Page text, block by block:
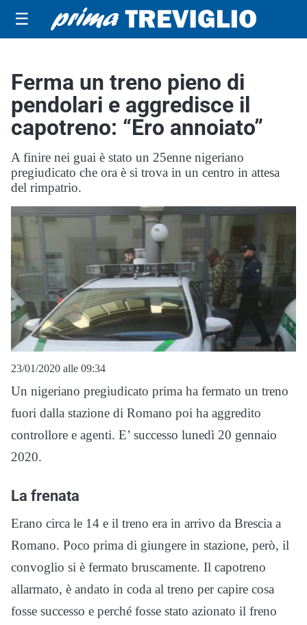
☰
Ferma un treno pieno di
pendolari e aggredisce il
capotreno: “Ero annoiato”
A finire nei guai è stato un 25enne nigeriano
pregiudicato che ora è si trova in un centro in attesa
del rimpatrio.
23/01/2020 alle 09:34
Un nigeriano pregiudicato prima ha fermato un treno
fuori dalla stazione di Romano poi ha aggredito
controllore e agenti. E’ successo lunedì 20 gennaio
2020.
La frenata
Erano circa le 14 e il treno era in arrivo da Brescia a
Romano. Poco prima di giungere in stazione, però, il
convoglio si è fermato bruscamente. Il capotreno
allarmato, è andato in coda al treno per capire cosa
fosse successo e perché fosse stato azionato il freno